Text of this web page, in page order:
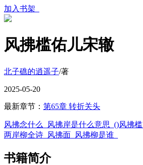
加入书架
风拂槛佑儿宋辙
北子礁的逍遥子/著
2025-05-20
最新章节： 第65章 转折关头
风拂念什么 风拂岸是什么意思 ()风拂槛
两岸柳全诗 风拂面 风拂柳是谁
书籍简介